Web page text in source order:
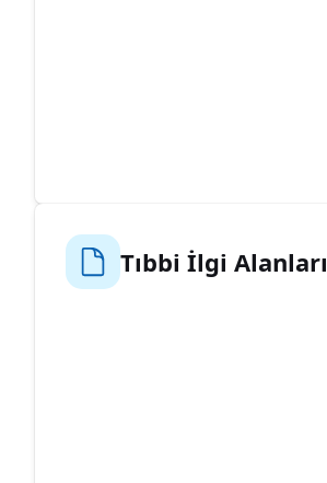
Tıbbi İlgi Alanları